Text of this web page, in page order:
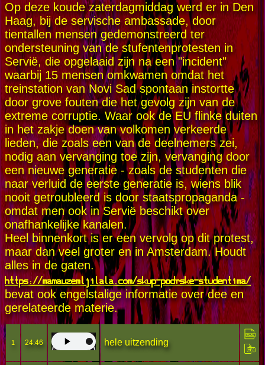
Op deze koude zaterdagmiddag werd er in Den
Haag, bij de servische ambassade, door
tientallen mensen gedemonstreerd ter
ondersteuning van de stufentenprotesten in
Servië, die opgelaaid zijn na een "incident"
waarbij 15 mensen omkwamen omdat het
treinstation van Novi Sad spontaan instortte
door grove fouten die het gevolg zijn van de
extreme corruptie. Waar ook de EU flinke duiten
in het zakje doen van volkomen verkeerde
lieden, die zoals een van de deelnemers zei,
nodig aan vervanging toe zijn, vervanging door
een nieuwe generatie - zoals de studenten die
naar verluid de eerste generatie is, wiens blik
nooit getroubleerd is door staatspropaganda -
omdat men ook in Servië beschikt over
onafhankelijke kanalen.
Heel binnenkort is er een vervolg op dit protest,
maar dan veel groter en in Amsterdam. Houdt
alles in de gaten.
https://mamauzemljilala.com/skup-podrske-studentima/
bevat ook engelstalige informatie over dee en
gerelateerde materie.
1 24:46 hele uitzending